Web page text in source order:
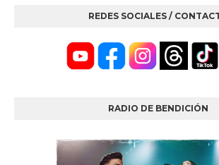
REDES SOCIALES /
RADIO DE BENDICIÓN